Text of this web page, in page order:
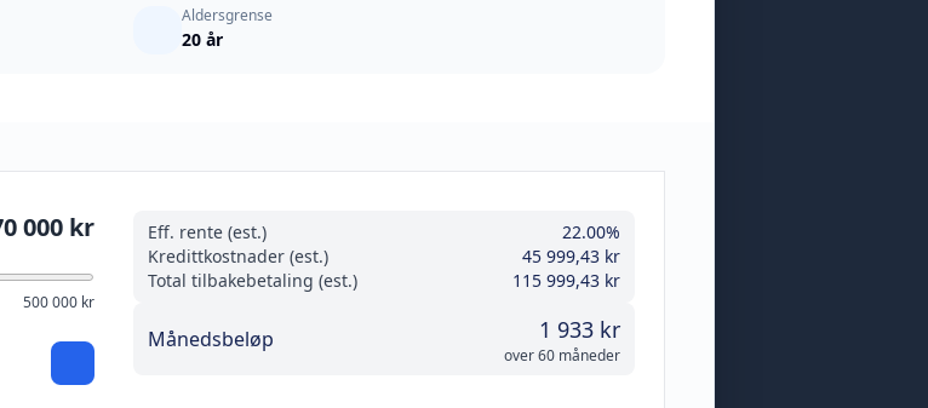
Aldersgrense
20 år
000 kr
500 000 kr
Eff. rente (est.)
22.00%
Kredittkostnader (est.)
45 999,43 kr
Total tilbakebetaling (est.)
115 999,43 kr
Månedsbeløp 1 933 kr
over 60 måneder